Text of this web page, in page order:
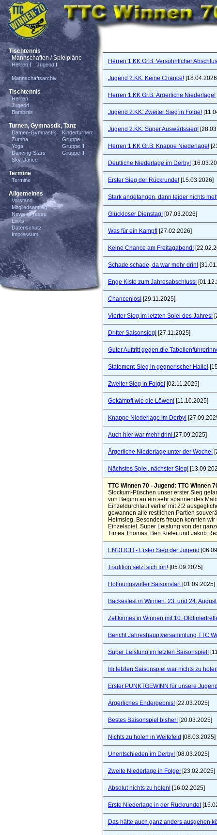
Tischtennis
Mannschaften / Spielpläne
Herren I Jugend I
Mannschaftsarchiv
Tischtennis
Herren
Jugend
Bambinis
Turnen, Gymnastik, Tanz
Damen-Gymnastik
Zumba
Yoga
Dancing-Stars
Sky Dance
Kinderturnen:
Gruppe I
Gruppe II
Gruppe III
Termine
Termine
Allgemeines
Vorstand
Mitgliedsantrag
News / Presse
Links
Datenschutz
Impressum
Herren 1.KK Gr.B: Versöhnlicher
Jugend 2.KK: Keine Chance!
Herren 1.KK Gr.B: Ärgerliche Niederlage!
Jugend 2.KK: Zweiter Sieg in Folge!
Jugend 2.KK: Super Auswärtssieg!
Herren 1.KK Gr.B: Knappe Niederlage!
Deutliche Niederlage im Derby!
Erster Sieg der Rückrunde! [15.03.2026]
Stark angefangen, dann leider nichts
Glückloser Dienstag! [07.03.2026]
Was für ein Kampf! [27.02.2026]
Keine Chance am Freitagabend!
Schade schade, da war mehr drin!
Enge Kiste zum Jahresabschluss!
Chancenlos! [29.11.2025]
Vierter Sieg im letzten Spiel des Jahres!
Dritter Saisonsieg! [27.11.2025]
Guter Auftritt gegen die
Statement-Sieg in gegnerischer Halle!
Zweiter Sieg in Folge! [02.11.2025]
Gekämpft wie die Löwen! [11.10.2025]
Knappe Niederlage im Derby!
Auch hier war mehr drin! [27.09.2025]
Ärgerliche Niederlage unter der Woche!
Nächstes Spiel, nächster Sieg!
TTC Winnen 70 - Jugend: TTC Winnen
Stockum-Püschen unser erster Sieg
von Beginn an ein sehr spannendes
Einzeldurchlauf verlief mit 2:2
gewannen alle restlichen Partien
Heimsieg. Besonders freuen konnten
Einzelspiel. Super Leistung von der
Timea Thomas, Ben Kiefer und Jakob
ENDLICH - Erster Sieg der Jugend
Tradition setzt sich fort! [05.09.2025]
Hoffnungsvoller Saisonstart [01.09.2025]
Backesfest in Winnen: 23. und 24.
Zeltkirmes in Winnen mit 10.
Bericht Jahreshauptversammlung TTC
Super Leistung im letzten Saisonspiel!
Im letzten Saisonspiel war nichts zu
Erster PUNKTGEWINN für unsere
Ärgerliches Endergebnis! [22.03.2025]
Bestes Saisonspiel bisher! [20.03.2025]
Nichts zu holen in Weitefeld [08.03.2025]
Unentschieden im Derby! [08.03.2025]
Zweite Niederlage in Folge! [23.02.2025]
Absolut nichts zu holen! [16.02.2025]
Erste Niederlage in der Rückrunde!
Das hätte auch ganz anders ausgehen